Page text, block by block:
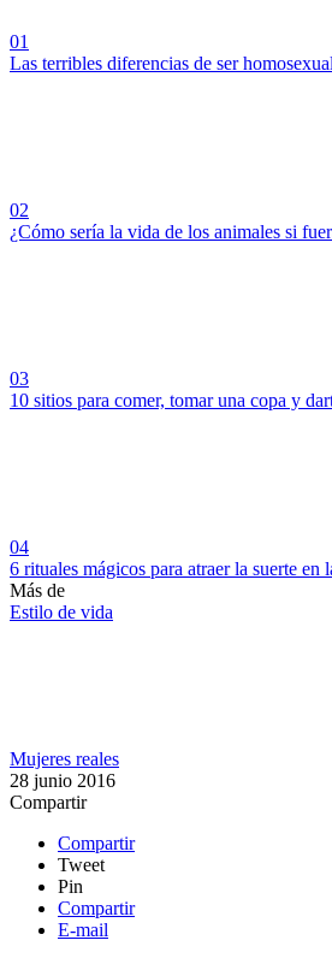
01
Las terribles diferencias de ser
02
¿Cómo sería la vida de los animales si
03
10 sitios para comer, tomar una copa y
04
6 rituales mágicos para atraer la suerte en
Más de
Estilo de vida
Mujeres reales
28 junio 2016
Compartir
Compartir
Tweet
Pin
Compartir
E-mail